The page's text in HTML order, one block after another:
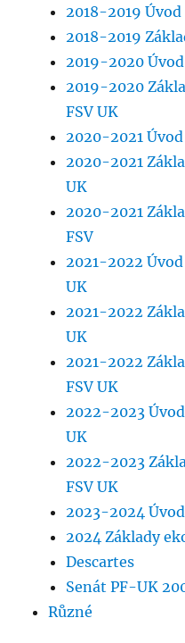
2018-2019
2018-2019
2019-2020
2019-2020
FSV UK
2020-2021
2020-2021
UK
2020-2021
FSV
2021-2022
UK
2021-2022
UK
2021-2022
FSV UK
2022-2023
UK
2022-2023
FSV UK
2023-2024
2024 Základy
Descartes
Senát PF-UK
Různé